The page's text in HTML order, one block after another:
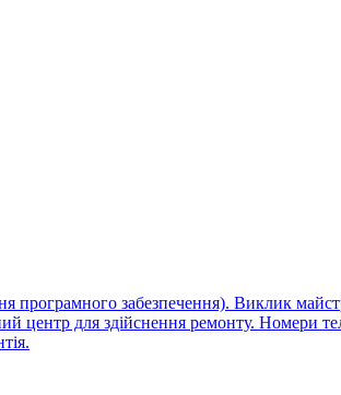
програмного забезпечення). Виклик
центр для здійснення ремонту. Номери